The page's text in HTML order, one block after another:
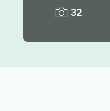
32